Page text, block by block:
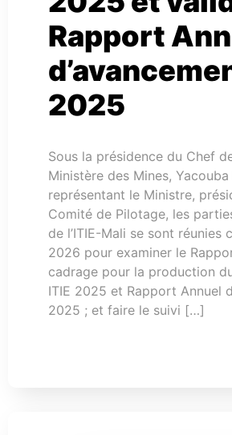
Rapport
2025
Sous la présidence du Chef
Ministère des Mines, Yacouba
représentant le Ministre,
Comité de Pilotage, les
de l’ITIE-Mali se sont réunies
2026 pour examiner le
cadrage pour la production
ITIE 2025 et Rapport Annuel
2025 ; et faire le suivi […]